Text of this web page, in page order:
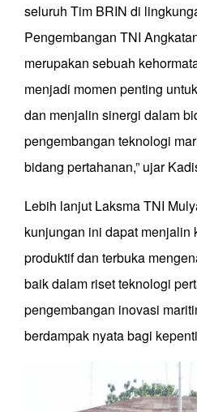
seluruh Tim BRIN di
Pengembangan TNI
merupakan sebuah
menjadi momen penting
dan menjalin sinergi dalam
pengembangan teknologi
bidang pertahanan,” ujar
Lebih lanjut Laksma TNI
kunjungan ini dapat menjalin
produktif dan terbuka
baik dalam riset teknologi
pengembangan inovasi
berdampak nyata bagi